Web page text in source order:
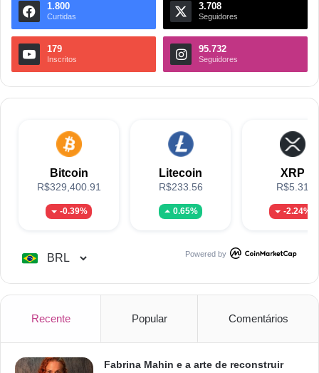
1.800
Curtidas
3.708
Seguidores
179
Inscritos
95.732
Seguidores
Bitcoin
R$329,400.91
-0.39%
Litecoin
R$233.56
0.65%
XRP
R$5.31
-2.24%
Powered by
Recente Popular Comentários
Fabrina Mahin e a arte de reconstruir